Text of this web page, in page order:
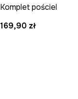
169,90 zł